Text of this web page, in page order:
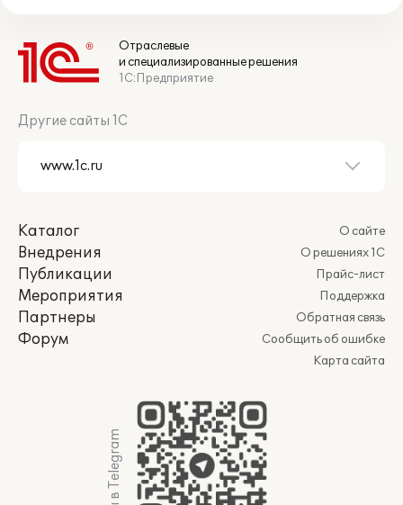
Отраслевые
и специализированные решения
1С:Предприятие
Другие сайты 1С
Каталог
Внедрения
Публикации
Мероприятия
Партнеры
Форум
О сайте
О решениях 1С
Прайс-лист
Поддержка
Обратная связь
Сообщить об ошибке
Карта сайта
Мы в Telegram